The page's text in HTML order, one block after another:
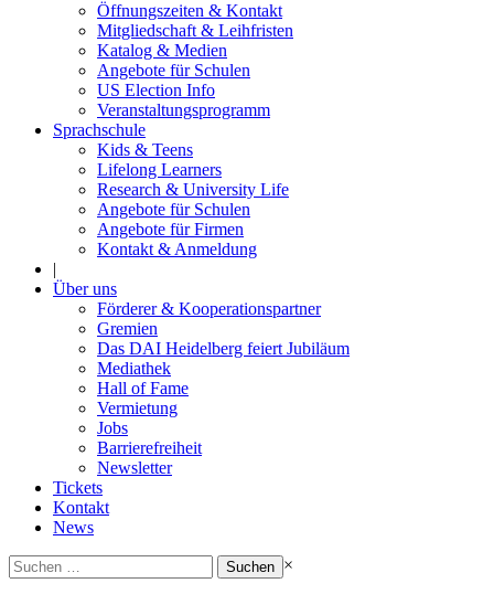
Öffnungszeiten & Kontakt
Mitgliedschaft & Leihfristen
Katalog & Medien
Angebote für Schulen
US Election Info
Veranstaltungsprogramm
Sprachschule
Kids & Teens
Lifelong Learners
Research & University Life
Angebote für Schulen
Angebote für Firmen
Kontakt & Anmeldung
|
Über uns
Förderer & Kooperationspartner
Gremien
Das DAI Heidelberg feiert Jubiläum
Mediathek
Hall of Fame
Vermietung
Jobs
Barrierefreiheit
Newsletter
Tickets
Kontakt
News
Suchen
nach:
×